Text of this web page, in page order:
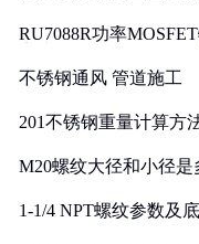
RU7088R功率
不锈钢通风 管道施工
201不锈钢重量计算方
M20螺纹大径和小径是
1-1/4 NPT螺纹参数及